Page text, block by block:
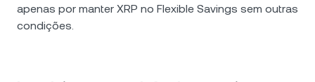
apenas por manter XRP no Flexible Savings sem outras
condições.